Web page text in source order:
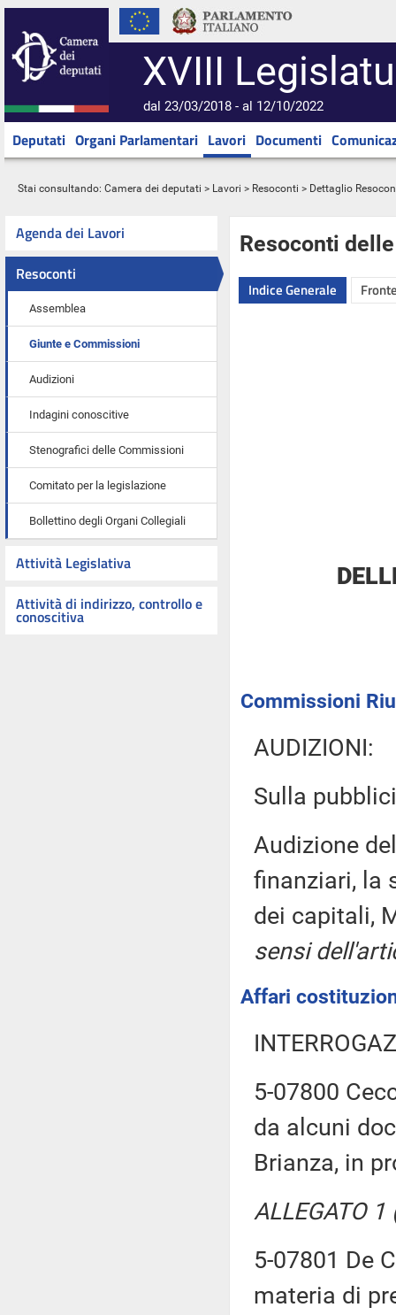
XVIII
dal 23/03/2018 - al 12/10/2022
Deputati Organi Parlamentari Lavori Documenti
Stai consultando: Camera dei deputati > Lavori > Resoconti > Dettaglio
Agenda dei Lavori
Resoconti
Assemblea
Giunte e Commissioni
Audizioni
Indagini conoscitive
Stenografici delle Commissioni
Comitato per la legislazione
Bollettino degli Organi Collegiali
Attività Legislativa
Attività di indirizzo, controllo e
conoscitiva
Resoconti
Indice Generale
Commissioni
AUDIZIONI:
Sulla
Audizione
finanziari, la
dei capitali,
sensi
Affari
5-07800
da alcuni
Brianza, in
ALLEGATO
5-07801 De
materia di